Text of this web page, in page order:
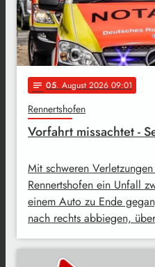
notes 05. August 2026 09:01
Rennertshofen
Vorfahrt missachtet -
Mit schweren
Rennertshofen ein Unfall
einem Auto zu Ende
nach rechts abbiegen,